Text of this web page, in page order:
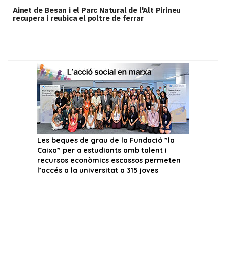
Ainet de Besan i el Parc Natural de l'Alt Pirineu
recupera i reubica el poltre de ferrar